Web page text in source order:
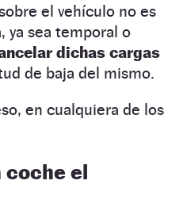
el vehículo no es
ya sea temporal o
dichas cargas
de baja del mismo.
en cualquiera de los
coche el